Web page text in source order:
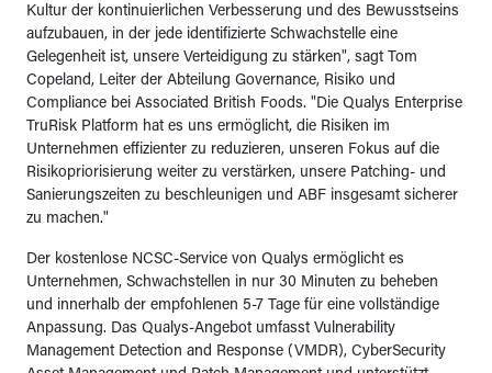
Kultur der kontinuierlichen Verbesserung und des Bewusstseins
aufzubauen, in der jede identifizierte Schwachstelle eine
Gelegenheit ist, unsere Verteidigung zu stärken", sagt Tom
Copeland, Leiter der Abteilung Governance, Risiko und
Compliance bei Associated British Foods. "Die Qualys Enterprise
TruRisk Platform hat es uns ermöglicht, die Risiken im
Unternehmen effizienter zu reduzieren, unseren Fokus auf die
Risikopriorisierung weiter zu verstärken, unsere Patching- und
Sanierungszeiten zu beschleunigen und ABF insgesamt sicherer
zu machen."
Der kostenlose NCSC-Service von Qualys ermöglicht es
Unternehmen, Schwachstellen in nur 30 Minuten zu beheben
und innerhalb der empfohlenen 5-7 Tage für eine vollständige
Anpassung. Das Qualys-Angebot umfasst Vulnerability
Management Detection and Response (VMDR), CyberSecurity